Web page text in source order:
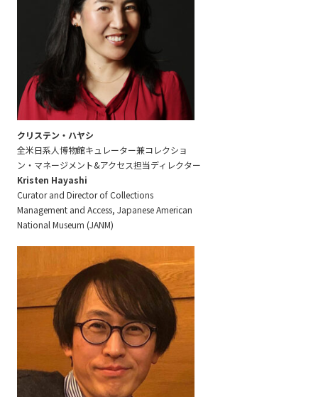
クリステン・ハヤシ
全米日系人博物館キュレーター兼コレクショ
ン・マネージメント&アクセス担当ディレクター
Kristen Hayashi
Curator and Director of Collections
Management and Access, Japanese American
National Museum (JANM)